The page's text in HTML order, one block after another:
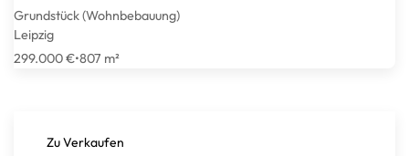
Grundstück (Wohnbebauung)
Leipzig
299.000 €•807 m²
Zu Verkaufen